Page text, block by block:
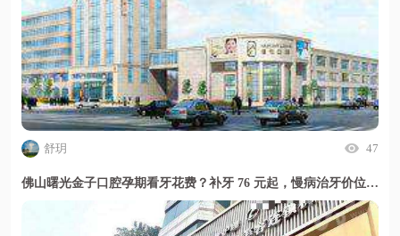
舒玥 47
佛山曙光金子口腔孕期看牙花费？补牙 76 元起，慢病治牙价位透明且安心